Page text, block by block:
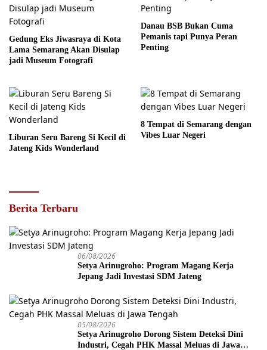
Gedung Eks Jiwasraya di Kota
Lama Semarang Akan Disulap
jadi Museum Fotografi
Danau BSB Bukan Cuma
Pemanis tapi Punya Peran
Penting
Liburan Seru Bareng Si Kecil di
Jateng Kids Wonderland
8 Tempat di Semarang dengan
Vibes Luar Negeri
Berita Terbaru
06/08/2026
Setya Arinugroho: Program Magang Kerja
Jepang Jadi Investasi SDM Jateng
05/08/2026
Setya Arinugroho Dorong Sistem Deteksi Dini
Industri, Cegah PHK Massal Meluas di Jawa